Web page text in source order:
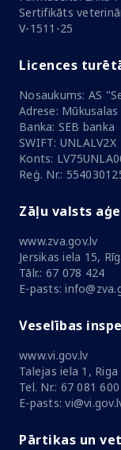
Sertifikāts
V-1511-25
Licences
Nosaukums: AS
Adrese:
Banka: SEB banka
SWIFT: UNLALV2X
Konts:
Reģ. Nr.:
Zāļu valsts
www.zva.gov.lv
Jersikas iela 15,
Tālr.: 67 078 424
E-pasts:
Veselības
www.vi.gov.lv
Talejas iela 1, Riga
Tel. Nr.: 67 081 600
E-pasts:
Pārtikas un